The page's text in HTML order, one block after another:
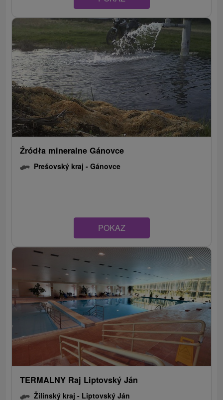
Źródła mineralne Gánovce
Prešovský kraj -Gánovce
POKAZ
TERMALNY Raj Liptovský Ján
Žilinský kraj - Liptovský Ján